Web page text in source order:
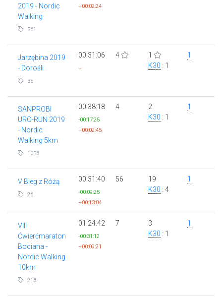
2019 - Nordic
Walking
561
+00:02:24
Jarzębina 2019
- Dorośli
35
00:31:06
+
4
1
K30 : 1
1
SANPROBI
URO-RUN 2019
- Nordic
Walking 5km
1056
00:38:18
-00:17:25
+00:02:45
4
2
K30 : 1
1
V Bieg z Różą
26
00:31:40
-00:09:25
+00:13:04
56
19
K30 : 4
1
VIII
Ćwierćmaraton
Bociana -
Nordic Walking
10km
216
01:24:42
-00:31:12
+00:09:21
7
3
K30 : 1
1